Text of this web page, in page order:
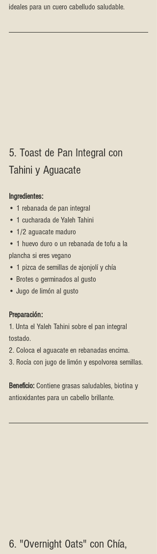
ideales para un cuero cabelludo saludable.
5. Toast de Pan Integral con
Tahini y Aguacate
Ingredientes:
• 1 rebanada de pan integral
• 1 cucharada de Yaleh Tahini
• 1/2 aguacate maduro
• 1 huevo duro o un rebanada de tofu a la
plancha si eres vegano
• 1 pizca de semillas de ajonjolí y chía
• Brotes o germinados al gusto
• Jugo de limón al gusto
Preparación:
1. Unta el Yaleh Tahini sobre el pan integral
tostado.
2. Coloca el aguacate en rebanadas encima.
3. Rocía con jugo de limón y espolvorea semillas.
Beneficio: Contiene grasas saludables, biotina y
antioxidantes para un cabello brillante.
6. "Overnight Oats" con Chía,